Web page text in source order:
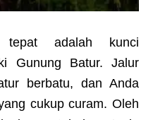
adalah kunci
Gunung Batur. Jalur
berbatu, dan Anda
cukup curam. Oleh